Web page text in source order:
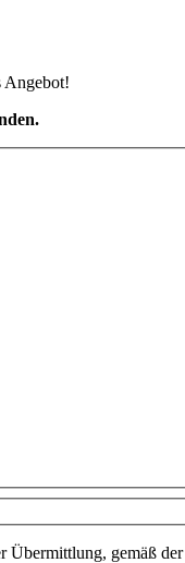
Angebot!
Übermittlung, gemäß der